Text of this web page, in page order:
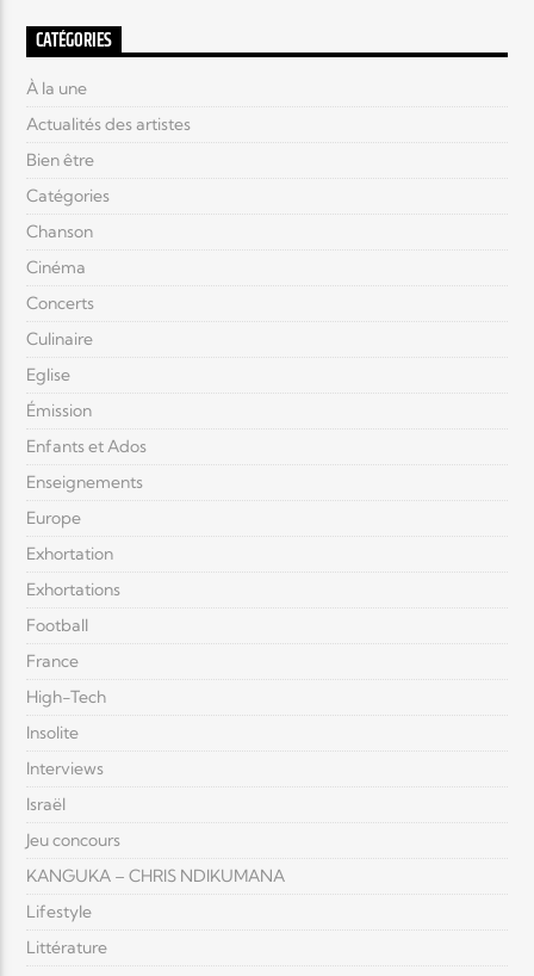
CATÉGORIES
À la une
Actualités des artistes
Bien être
Catégories
Chanson
Cinéma
Concerts
Culinaire
Eglise
Émission
Enfants et Ados
Enseignements
Europe
Exhortation
Exhortations
Football
France
High-Tech
Insolite
Interviews
Israël
Jeu concours
KANGUKA – CHRIS NDIKUMANA
Lifestyle
Littérature